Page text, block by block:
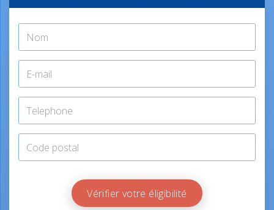
Vérifier votre éligibilité